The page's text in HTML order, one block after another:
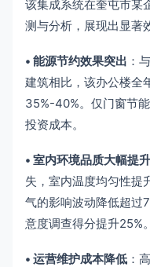
该集成系统在奎屯市某
测与分析，展现出显著
• 能源节约效果突出 ：
建筑相比，该办公楼全
35%-40%。仅门窗节
投资成本。
• 室内环境品质大幅提升
失，室内温度均匀性提
气的影响波动降低超过
意度调查得分提升25%。
• 运营维护成本降低 ：